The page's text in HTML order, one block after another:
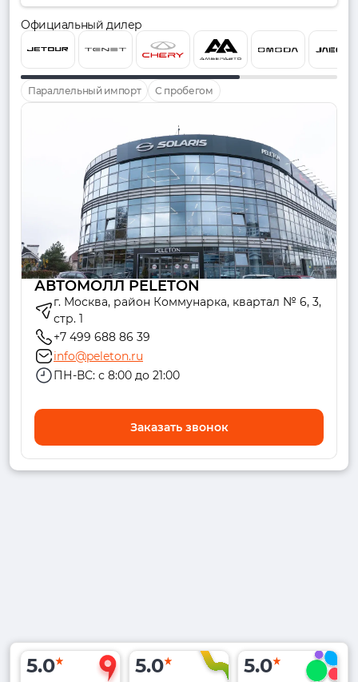
Официальный дилер
Параллельный импорт С пробегом
АВТОМОЛЛ PELETON
г. Москва, район Коммунарка, квартал № 6, 3,
стр. 1
+7 499 688 86 39
info@peleton.ru
ПН-ВС: с 8:00 до 21:00
Заказать звонок
5.0 5.0 5.0